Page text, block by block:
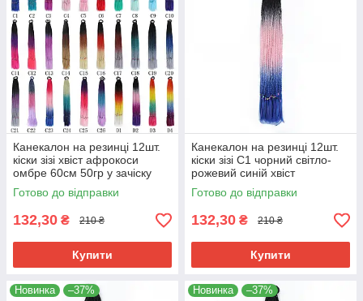
Канекалон на резинці 12шт.
кіски зізі хвіст афрокоси
омбре 60см 50гр у зачіску
для дітей 30 кольорів косички
ZiZi
Готово до відправки
132,30 ₴ 210 ₴
Купити
Канекалон на резинці 12шт.
кіски зізі C1 чорний світло-
рожевий синій хвіст
афрокоси омбре 60см 50гр у
зачіску ZiZi
Готово до відправки
132,30 ₴ 210 ₴
Купити
Новинка –37% Новинка –37%